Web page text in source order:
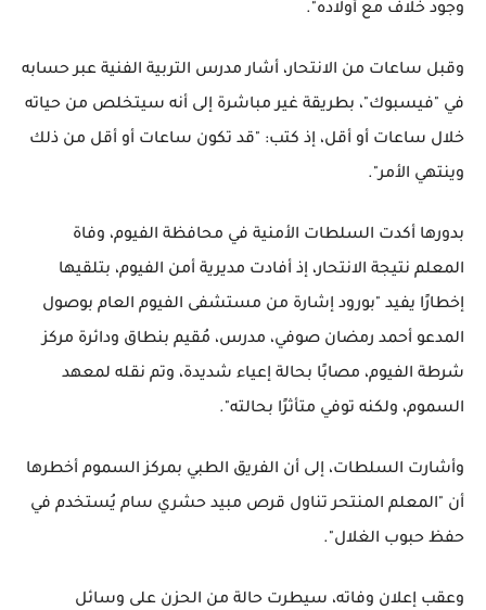
وجود خلاف مع أولاده".
وقبل ساعات من الانتحار، أشار مدرس التربية الفنية عبر حسابه
في "فيسبوك"، بطريقة غير مباشرة إلى أنه سيتخلص من حياته
خلال ساعات أو أقل، إذ كتب: "قد تكون ساعات أو أقل من ذلك
وينتهي الأمر".
بدورها أكدت السلطات الأمنية في محافظة الفيوم، وفاة
المعلم نتيجة الانتحار، إذ أفادت مديرية أمن الفيوم، بتلقيها
إخطارًا يفيد "بورود إشارة من مستشفى الفيوم العام بوصول
المدعو أحمد رمضان صوفي، مدرس، مُقيم بنطاق ودائرة مركز
شرطة الفيوم، مصابًا بحالة إعياء شديدة، وتم نقله لمعهد
السموم، ولكنه توفي متأثرًا بحالته".
وأشارت السلطات، إلى أن الفريق الطبي بمركز السموم أخطرها
أن "المعلم المنتحر تناول قرص مبيد حشري سام يُستخدم في
حفظ حبوب الغلال".
وعقب إعلان وفاته، سيطرت حالة من الحزن على وسائل